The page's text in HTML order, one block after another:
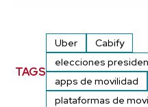
TAGS
Uber
Cabify
elecciones
apps de movilidad
plataformas de